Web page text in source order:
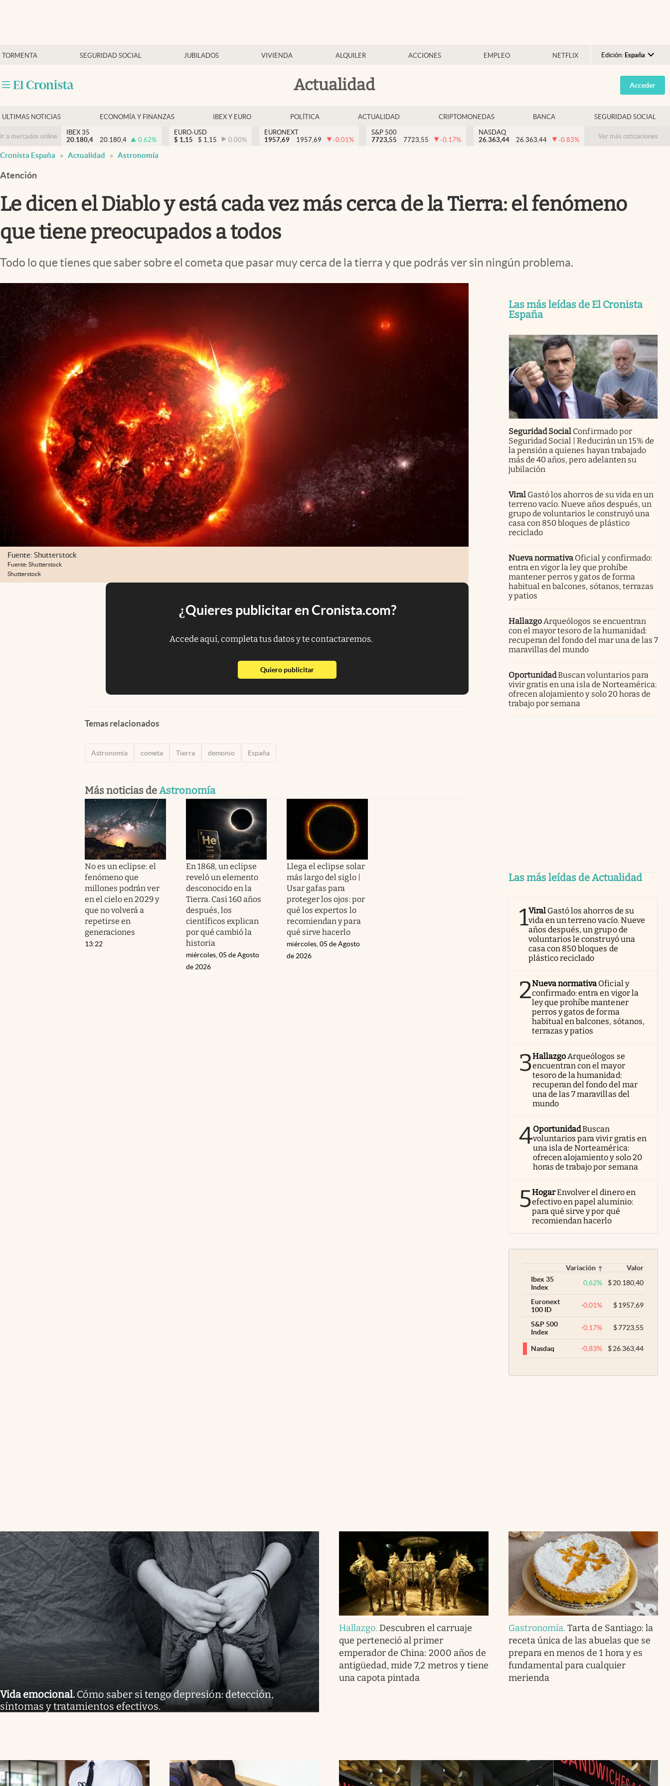
TORMENTA SEGURIDAD SOCIAL JUBILADOS VIVIENDA ALQUILER ACCIONES EMPLEO NETFLIX Edición: España
Argentina
España
USA
Colombia
Actualidad
Economía y finanzas
Criptomonedas
Acceder
ULTIMAS NOTICIAS ECONOMÍA Y FINANZAS IBEX Y EURO POLÍTICA ACTUALIDAD CRIPTOMONEDAS BANCA SEGURIDAD SOCIAL
Ir a mercados online
IBEX 35
20.180,4
20.180,4 0.62%
EURO-USD
$ 1,15 $ 1,15 0.00%
EURONEXT
1957,69
1957,69 -0.01%
S&P 500
7723,55
7723,55 -0.17%
NASDAQ
26.363,44
26.363,44 -0.83% Ver más cotizaciones
Cronista España Actualidad Astronomía
Atención
Le dicen el Diablo y está cada vez más cerca de la Tierra: el fenómeno
que tiene preocupados a todos
Todo lo que tienes que saber sobre el cometa que pasar muy cerca de la tierra y que podrás ver sin ningún problema.
Fuente: Shutterstock
Fuente: Shutterstock
Shutterstock
¿Quieres publicitar en Cronista.com?
Accede aquí, completa tus datos y te contactaremos.
Quiero publicitarabre en nueva pestaña
Temas relacionados
Astronomía cometa Tierra demonio España
Más noticias deAstronomía
No es un eclipse: el
fenómeno que
millones podrán ver
en el cielo en 2029 y
que no volverá a
repetirse en
generaciones
13:22
En 1868, un eclipse
reveló un elemento
desconocido en la
Tierra. Casi 160 años
después, los
científicos explican
por qué cambió la
historia
miércoles, 05 de Agosto
de 2026
Llega el eclipse solar
más largo del siglo |
Usar gafas para
proteger los ojos: por
qué los expertos lo
recomiendan y para
qué sirve hacerlo
miércoles, 05 de Agosto
de 2026
Las más leídas de El Cronista
España
Seguridad Social Confirmado por
Seguridad Social | Reducirán un 15% de
la pensión a quienes hayan trabajado
más de 40 años, pero adelanten su
jubilación
Viral Gastó los ahorros de su vida en un
terreno vacío. Nueve años después, un
grupo de voluntarios le construyó una
casa con 850 bloques de plástico
reciclado
Nueva normativa Oficial y confirmado:
entra en vigor la ley que prohíbe
mantener perros y gatos de forma
habitual en balcones, sótanos, terrazas
y patios
HallazgoArqueólogos se encuentran
con el mayor tesoro de la humanidad:
recuperan del fondo del mar una de las 7
maravillas del mundo
OportunidadBuscan voluntarios para
vivir gratis en una isla de Norteamérica:
ofrecen alojamiento y solo 20 horas de
trabajo por semana
Las más leídas de Actualidad
1Viral Gastó los ahorros de su
vida en un terreno vacío. Nueve
años después, un grupo de
voluntarios le construyó una
casa con 850 bloques de
plástico reciclado
2Nueva normativa Oficial y
confirmado: entra en vigor la
ley que prohíbe mantener
perros y gatos de forma
habitual en balcones, sótanos,
terrazas y patios
3HallazgoArqueólogos se
encuentran con el mayor
tesoro de la humanidad:
recuperan del fondo del mar
una de las 7 maravillas del
mundo
4OportunidadBuscan
voluntarios para vivir gratis en
una isla de Norteamérica:
ofrecen alojamiento y solo 20
horas de trabajo por semana
5HogarEnvolver el dinero en
efectivo en papel aluminio:
para qué sirve y por qué
recomiendan hacerlo
Variación
Valor
Ibex 35
Index
0,62% $20.180,40
Euronext
100 ID
-0,01% $1957,69
S&P 500
Index
-0,17% $7723,55
Nasdaq -0,83% $26.363,44
Vida emocional. Cómo saber si tengo depresión: detección,
síntomas y tratamientos efectivos.
Hallazgo. Descubren el carruaje
que perteneció al primer
emperador de China: 2000 años de
antigüedad, mide 7,2 metros y tiene
una capota pintada
Gastronomía.Tarta de Santiago: la
receta única de las abuelas que se
prepara en menos de 1 hora y es
fundamental para cualquier
merienda